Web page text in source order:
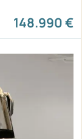
148.990 €